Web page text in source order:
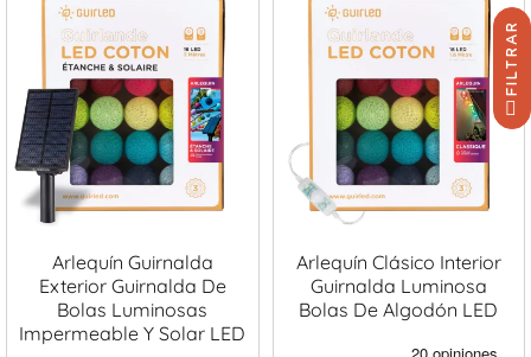
Arlequín Guirnalda
Exterior Guirnalda De
Bolas Luminosas
Impermeable Y Solar LED
Arlequín Clásico Interior
Guirnalda Luminosa
Bolas De Algodón LED
FILTRAR